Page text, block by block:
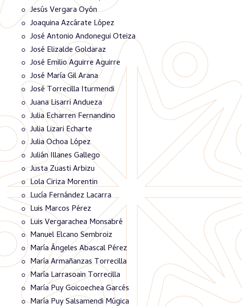
Jesús Vergara Oyón
Joaquina Azcárate López
José Antonio Andonegui Oteiza
José Elizalde Goldaraz
José Emilio Aguirre Aguirre
José María Gil Arana
José Torrecilla Iturmendi
Juana Lisarri Andueza
Julia Echarren Fernandino
Julia Lizari Echarte
Julia Ochoa López
Julián Illanes Gallego
Justa Zuasti Arbizu
Lola Ciriza Morentin
Lucía Fernández Lacarra
Luis Marcos Pérez
Luis Vergarachea Monsabré
Manuel Elcano Sembroiz
María Ángeles Abascal Pérez
María Armañanzas Torrecilla
María Larrasoain Torrecilla
María Puy Goicoechea Garcés
María Puy Salsamendi Múgica